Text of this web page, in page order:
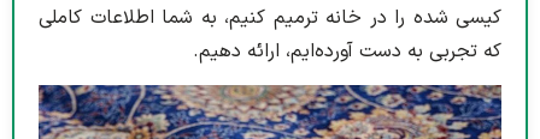
کیسی شده را در خانه ترمیم کنیم، به شما اطلاعات کاملی
که تجربی به دست آورده‌ایم، ارائه دهیم.